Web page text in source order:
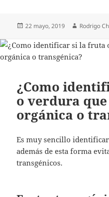
Publicado
22 mayo, 2019 Autor
Rodrigo
¿Como
o verdura
orgánica o
Es muy sencillo
además de esta forma
transgénicos.